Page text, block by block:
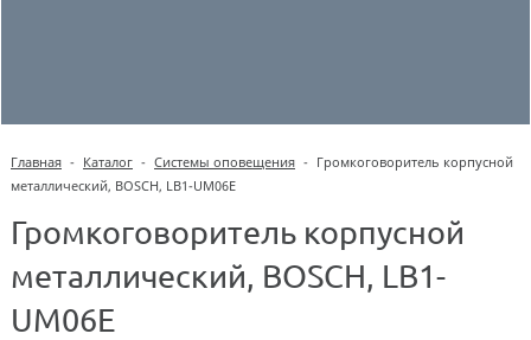
Главная - Каталог - Системы оповещения - Громкоговоритель корпусной
металлический, BOSCH, LB1-UM06E
Громкоговоритель корпусной
металлический, BOSCH, LB1-
UM06E